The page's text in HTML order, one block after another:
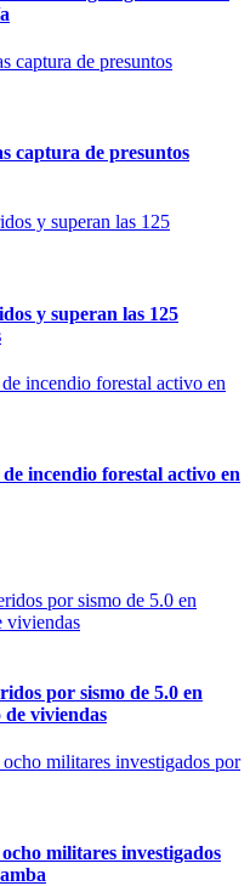
captura de presuntos
y superan las 125
incendio forestal activo en
por sismo de 5.0 en
de viviendas
militares investigados